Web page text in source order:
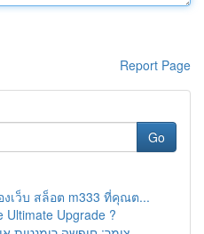
Report Page
Go
งเว็บ สล็อต m333 ที่คุณต...
Ultimate Upgrade ?